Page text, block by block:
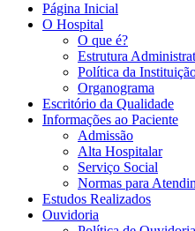
Página Inicial
O Hospital
O que é?
Estrutura
Política da
Organograma
Escritório da Qualidade
Informações ao Paciente
Admissão
Alta Hospitalar
Serviço Social
Normas para
Estudos Realizados
Ouvidoria